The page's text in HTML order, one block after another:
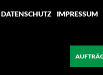
DATENSCHUTZ
IMPRESSUM